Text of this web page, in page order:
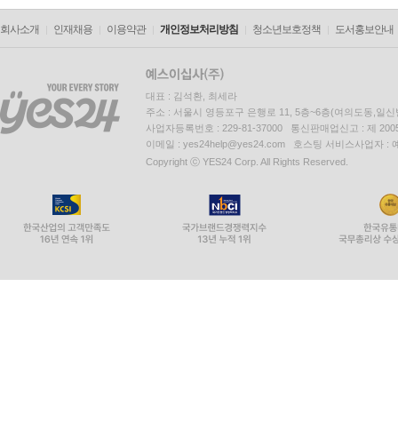
회사소개 인재채용 이용약관 개인정보처리방침 청소년보호정책 도서홍보안내
대표 : 김석환, 최세라
주소 : 서울시 영등포구 은행로 11, 5층~6층(여의도동,일신
사업자등록번호 : 229-81-37000 통신판매업신고 : 제
이메일 : yes24help@yes24.com 호스팅 서비스사업자 :
Copyright ⓒ YES24 Corp. All Rights Reserved.